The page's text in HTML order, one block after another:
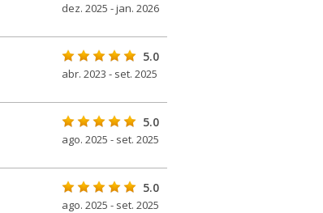
dez. 2025 - jan. 2026
5.0
abr. 2023 - set. 2025
5.0
ago. 2025 - set. 2025
5.0
ago. 2025 - set. 2025